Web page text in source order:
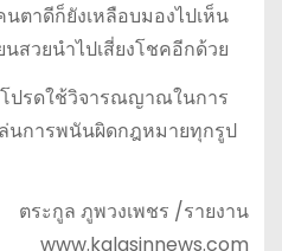
ตาดีก็ยังเหลือบมองไปเห็น
สวยนำไปเสี่ยงโชคอีกด้วย
ปรดใช้วิจารณญาณในการ
นการพนันผิดกฎหมายทุกรูป
ตระกูล ภูพวงเพชร /รายงาน
www.kalasinnews.com